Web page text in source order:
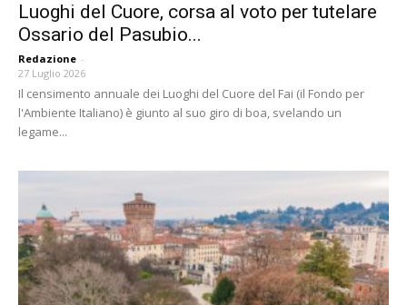
Luoghi del Cuore, corsa al voto per tutelare
Ossario del Pasubio...
Redazione -
27 Luglio 2026
Il censimento annuale dei Luoghi del Cuore del Fai (il Fondo per
l'Ambiente Italiano) è giunto al suo giro di boa, svelando un
legame...